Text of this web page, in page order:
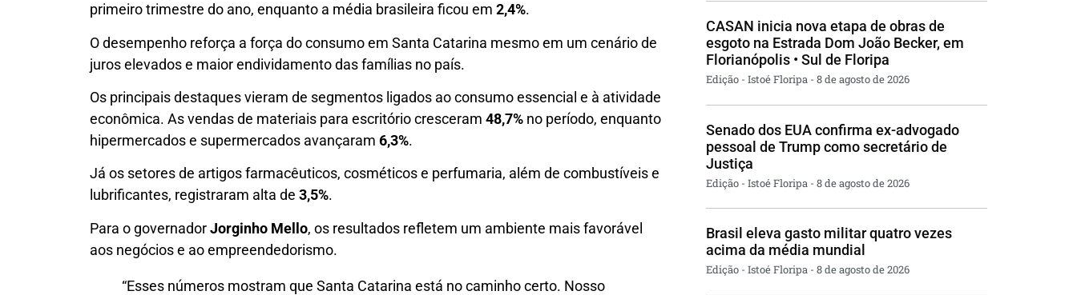
primeiro trimestre do ano, enquanto a média brasileira ficou em 2,4%.
O desempenho reforça a força do consumo em Santa Catarina mesmo em um cenário de
juros elevados e maior endividamento das famílias no país.
Os principais destaques vieram de segmentos ligados ao consumo essencial e à atividade
econômica. As vendas de materiais para escritório cresceram 48,7% no período, enquanto
hipermercados e supermercados avançaram 6,3%.
Já os setores de artigos farmacêuticos, cosméticos e perfumaria, além de combustíveis e
lubrificantes, registraram alta de 3,5%.
Para o governadorJorginho Mello, os resultados refletem um ambiente mais favorável
aos negócios e ao empreendedorismo.
“Esses números mostram que Santa Catarina está no caminho certo. Nosso
CASAN inicia nova etapa de obras de
esgoto na Estrada Dom João Becker, em
Florianópolis • Sul de Floripa
Edição - Istoé Floripa 8 de agosto de 2026
Senado dos EUA confirma ex-advogado
pessoal de Trump como secretário de
Justiça
Edição - Istoé Floripa 8 de agosto de 2026
Brasil eleva gasto militar quatro vezes
acima da média mundial
Edição - Istoé Floripa 8 de agosto de 2026